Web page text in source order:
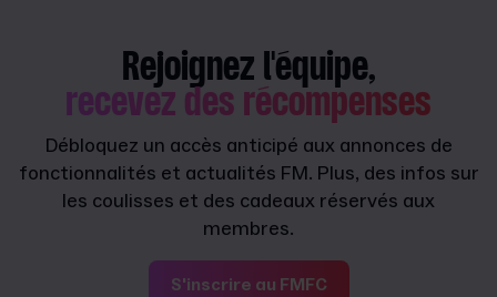
Rejoignez l'équipe,
recevez des récompenses
Débloquez un accès anticipé aux annonces de
fonctionnalités et actualités FM. Plus, des infos sur
les coulisses et des cadeaux réservés aux
membres.
S'inscrire au FMFC